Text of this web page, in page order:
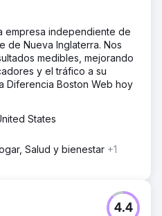
empresa independiente de
de Nueva Inglaterra. Nos
medibles, mejorando
y el tráfico a su
Diferencia Boston Web hoy
States
Salud y bienestar +1
4.4